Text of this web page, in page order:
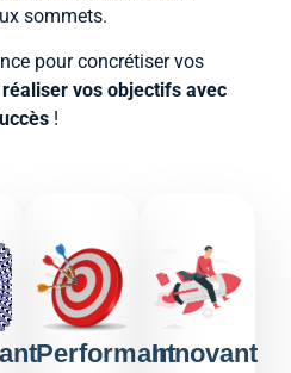
sommets.
pour concrétiser vos
réaliser vos objectifs avec
!
PerformantInnovant